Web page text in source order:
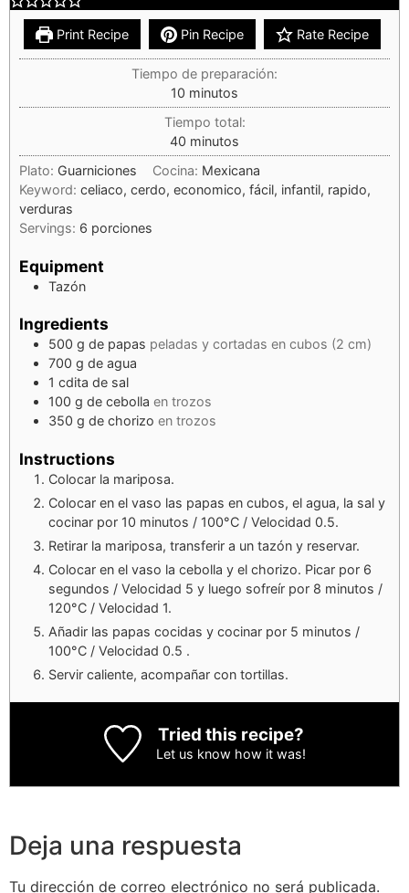
Print Recipe Pin Recipe Rate Recipe
Tiempo de preparación:
10 minutos
Tiempo total:
40 minutos
Plato: Guarniciones Cocina: Mexicana
Keyword: celiaco, cerdo, economico, fácil, infantil, rapido,
verduras
Servings: 6 porciones
Equipment
Tazón
Ingredients
500 g de papas peladas y cortadas en cubos (2 cm)
700 g de agua
1 cdita de sal
100 g de cebolla en trozos
350 g de chorizo en trozos
Instructions
Colocar la mariposa.
Colocar en el vaso las papas en cubos, el agua, la sal y
cocinar por 10 minutos / 100°C / Velocidad 0.5.
Retirar la mariposa, transferir a un tazón y reservar.
Colocar en el vaso la cebolla y el chorizo. Picar por 6
segundos / Velocidad 5 y luego sofreír por 8 minutos /
120°C / Velocidad 1.
Añadir las papas cocidas y cocinar por 5 minutos /
100°C / Velocidad 0.5 .
Servir caliente, acompañar con tortillas.
Tried this recipe?
Let us know how it was!
Deja una respuesta
Tu dirección de correo electrónico no será publicada.